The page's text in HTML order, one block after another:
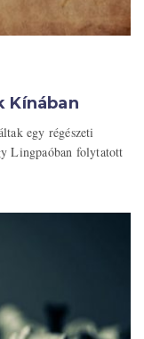
Kínában
egy régészeti
Lingpaóban folytatott